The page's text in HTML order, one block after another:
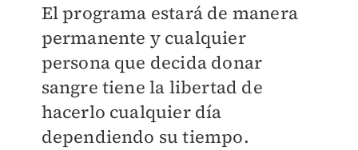
El programa estará de manera
permanente y cualquier
persona que decida donar
sangre tiene la libertad de
hacerlo cualquier día
dependiendo su tiempo.